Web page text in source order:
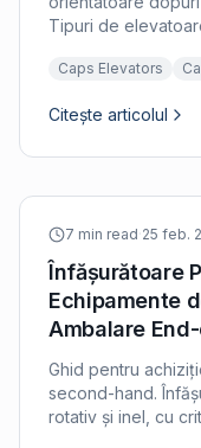
Tipuri de
Caps Elevators
Citește articolul
7 min read·25 feb.
Înfășurătoare
Echipamente
Ambalare
Ghid pentru
second-hand.
rotativ și inel, cu